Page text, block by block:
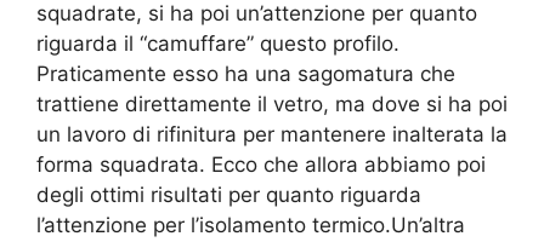
squadrate, si ha poi un’attenzione per quanto
riguarda il “camuffare” questo profilo.
Praticamente esso ha una sagomatura che
trattiene direttamente il vetro, ma dove si ha poi
un lavoro di rifinitura per mantenere inalterata la
forma squadrata. Ecco che allora abbiamo poi
degli ottimi risultati per quanto riguarda
l’attenzione per l’isolamento termico.Un’altra